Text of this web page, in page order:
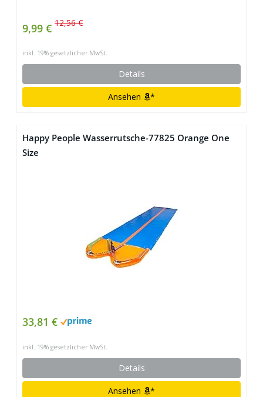
9,99 € 12,56 €
inkl. 19% gesetzlicher MwSt.
Details
Ansehen *
Happy People Wasserrutsche-77825 Orange One
Size
33,81 €
inkl. 19% gesetzlicher MwSt.
Details
Ansehen *